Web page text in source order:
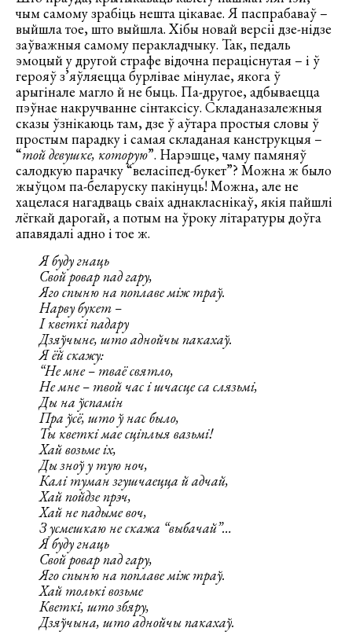
чым самому зрабіць нешта цікавае. Я паспрабаваў –
выйшла тое, што выйшла. Хібы новай версіі дзе-нідзе
заўважныя самому перакладчыку. Так, педаль
эмоцый у другой страфе відочна пераціснутая – і ў
герояў з’яўляецца бурлівае мінулае, якога ў
арыгінале магло й не быць. Па-другое, адбываецца
пэўнае накручванне сінтаксісу. Складаназалежныя
сказы ўзнікаюць там, дзе ў аўтара простыя словы ў
простым парадку і самая складаная канструкцыя –
“той девушке, которую”. Нарэшце, чаму памяняў
салодкую парачку “веласіпед-букет”? Можна ж было
жыўцом па-беларуску пакінуць! Можна, але не
хацелася нагадваць сваіх аднакласнікаў, якія пайшлі
лёгкай дарогай, а потым на ўроку літаратуры доўга
апавядалі адно і тое ж.
Я буду гнаць
Свой ровар пад гару,
Яго спыню на поплаве між траў.
Нарву букет –
І кветкі падару
Дзяўчыне, што аднойчы пакахаў.
Я ёй скажу:
“Не мне – тваё святло,
Не мне – твой час і шчасце са слязьмі,
Ды на ўспамін
Пра ўсё, што ў нас было,
Ты кветкі мае сціплыя вазьмі!
Хай возьме іх,
Ды зноў у тую ноч,
Калі туман згушчаецца й адчай,
Хай пойдзе прэч,
Хай не падыме воч,
З усмешкаю не скажа “выбачай”…
Я буду гнаць
Свой ровар пад гару,
Яго спыню на поплаве між траў.
Хай толькі возьме
Кветкі, што збяру,
Дзяўчына, што аднойчы пакахаў.